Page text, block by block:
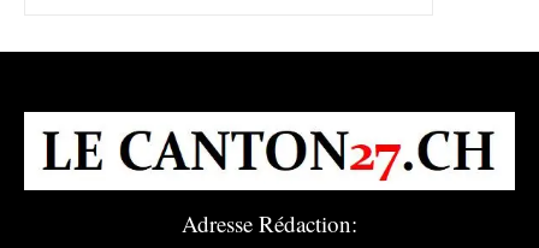
Adresse Rédaction: